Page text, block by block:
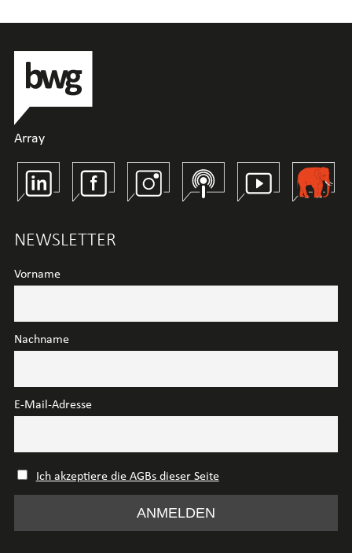
Array
Linkedin Facebook Instagram Spotify Youtube
NEWSLETTER
Vorname
Nachname
E-Mail-Adresse
Ich akzeptiere die AGBs dieser Seite